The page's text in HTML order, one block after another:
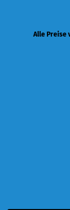
Alle Preise